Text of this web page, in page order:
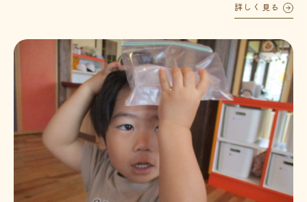
詳しく見る